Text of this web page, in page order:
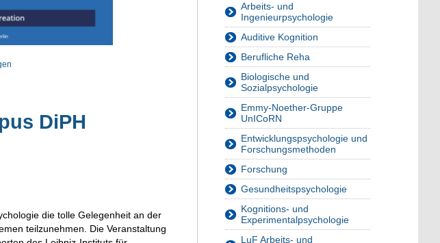
DiPH
die tolle Gelegenheit an der
teilzunehmen. Die Veranstaltung
Arbeits- und
Ingenieurpsychologie
Auditive Kognition
Berufliche Reha
Biologische und
Sozialpsychologie
Emmy-Noether-Gruppe
UnICoRN
Entwicklungspsychologie und
Forschungsmethoden
Forschung
Gesundheitspsychologie
Kognitions- und
Experimentalpsychologie
LuF Arbeits- und